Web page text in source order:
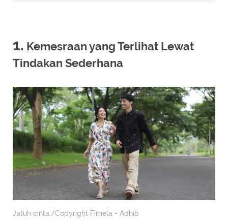
1. Kemesraan yang Terlihat Lewat
Tindakan Sederhana
Jatuh cinta./Copyright Fimela - Adhib